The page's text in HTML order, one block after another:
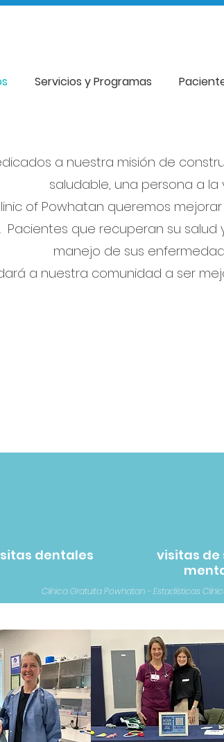
Servicios y Programas
a nuestra misión de
saludable, una persona a la
of Powhatan queremos
Pacientes que recuperan su salud
manejo de sus
a nuestra comunidad a ser
dentales
visitas de
Clínica Gratuita Powhatan - Estadísticas